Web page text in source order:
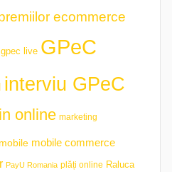
ecommerce
gpec live GPeC
interviu GPeC
online marketing
mobile mobile commerce
PayU Romania plăți online Raluca